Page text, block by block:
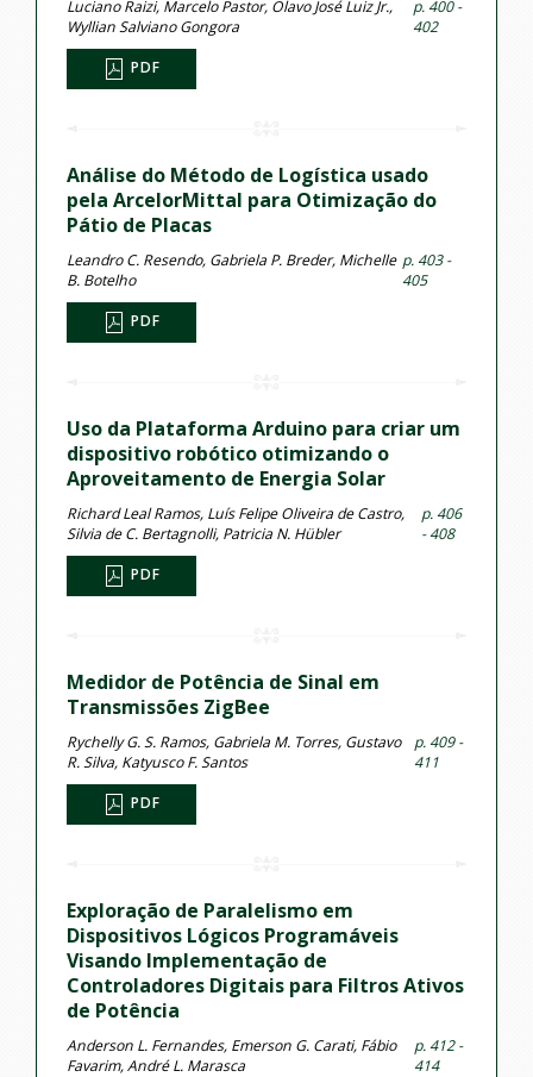
Luciano Raizi, Marcelo Pastor, Olavo José Luiz Jr.,
Wyllian Salviano Gongora
p. 400 -
402
PDF
Análise do Método de Logística usado
pela ArcelorMittal para Otimização do
Pátio de Placas
Leandro C. Resendo, Gabriela P. Breder, Michelle
B. Botelho
p. 403 -
405
PDF
Uso da Plataforma Arduino para criar um
dispositivo robótico otimizando o
Aproveitamento de Energia Solar
Richard Leal Ramos, Luís Felipe Oliveira de Castro,
Silvia de C. Bertagnolli, Patricia N. Hübler
p. 406
- 408
PDF
Medidor de Potência de Sinal em
Transmissões ZigBee
Rychelly G. S. Ramos, Gabriela M. Torres, Gustavo
R. Silva, Katyusco F. Santos
p. 409 -
411
PDF
Exploração de Paralelismo em
Dispositivos Lógicos Programáveis
Visando Implementação de
Controladores Digitais para Filtros Ativos
de Potência
Anderson L. Fernandes, Emerson G. Carati, Fábio
Favarim, André L. Marasca
p. 412 -
414